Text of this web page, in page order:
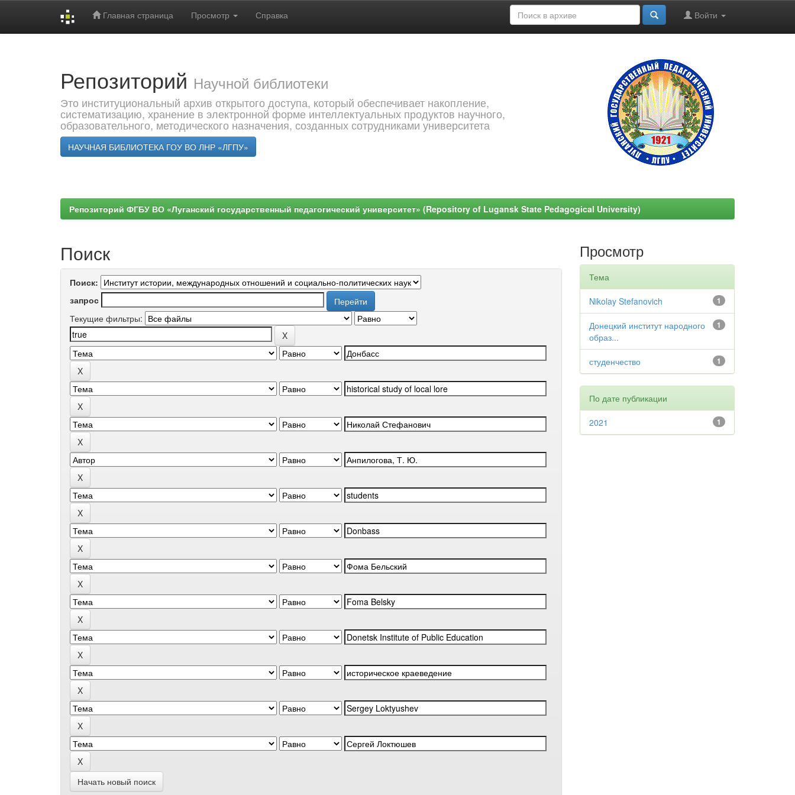
Главная страница Просмотр Справка Войти
Репозиторий Научной библиотеки
Это институциональный архив открытого доступа, который обеспечивает накопление,
систематизацию, хранение в электронной форме интеллектуальных продуктов научного,
образовательного, методического назначения, созданных сотрудниками университета
НАУЧНАЯ БИБЛИОТЕКА ГОУ ВО ЛНР «ЛГПУ»
Репозиторий ФГБУ ВО «Луганский государственный педагогический университет» (Repository of Lugansk State Pedagogical University)
Поиск
Поиск:
запрос
Текущие фильтры:
Начать новый поиск
Просмотр
Тема
1
Nikolay Stefanovich
1
Донецкий институт народного
образ...
1
студенчество
По дате публикации
1
2021